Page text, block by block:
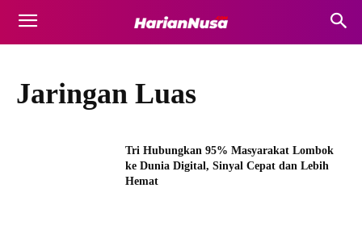
Jaringan Luas
Tri Hubungkan 95% Masyarakat Lombok
ke Dunia Digital, Sinyal Cepat dan Lebih
Hemat